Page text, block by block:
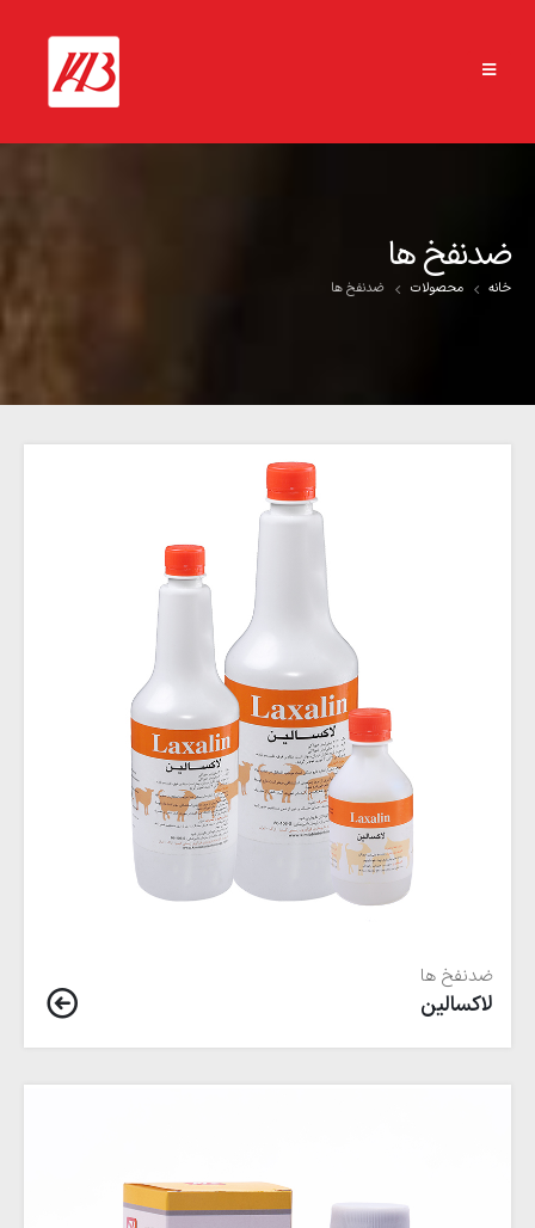
ضدنفخ ها
خانه محصولات ضدنفخ ها
ضدنفخ ها
لاكسالين